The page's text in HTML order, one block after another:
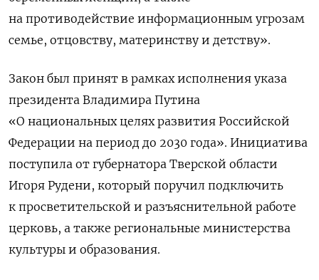
на противодействие информационным угрозам
семье, отцовству, материнству и детству».
Закон был принят в рамках исполнения указа
президента Владимира Путина
«О национальных целях развития Российской
Федерации на период до 2030 года». Инициатива
поступила от губернатора Тверской области
Игоря Рудени, который поручил подключить
к просветительской и разъяснительной работе
церковь, а также региональные министерства
культуры и образования.